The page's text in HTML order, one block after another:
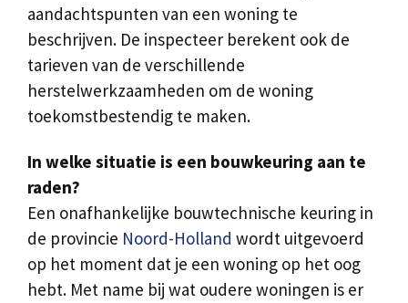
aandachtspunten van een woning te
beschrijven. De inspecteer berekent ook de
tarieven van de verschillende
herstelwerkzaamheden om de woning
toekomstbestendig te maken.
In welke situatie is een bouwkeuring aan te
raden?
Een onafhankelijke bouwtechnische keuring in
de provincie Noord-Holland wordt uitgevoerd
op het moment dat je een woning op het oog
hebt. Met name bij wat oudere woningen is er